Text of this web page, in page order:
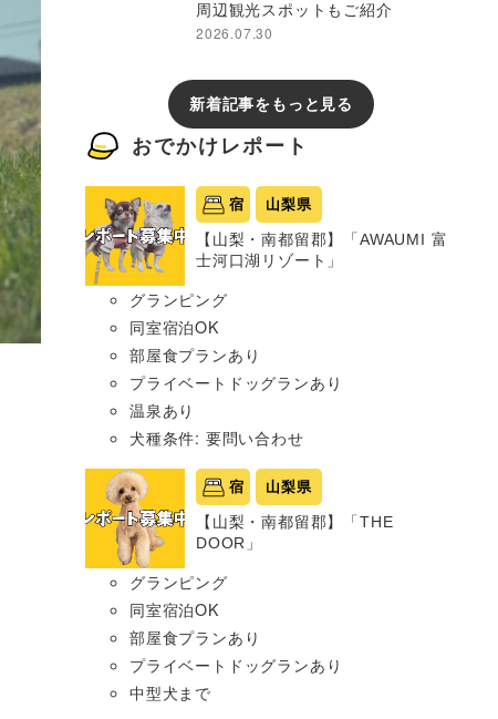
周辺観光スポットもご紹介
2026.07.30
新着記事をもっと見る
おでかけレポート
宿 山梨県
【山梨・南都留郡】「AWAUMI 富
士河口湖リゾート」
グランピング
同室宿泊OK
部屋食プランあり
プライベートドッグランあり
温泉あり
犬種条件: 要問い合わせ
宿 山梨県
【山梨・南都留郡】「THE
DOOR」
グランピング
同室宿泊OK
部屋食プランあり
プライベートドッグランあり
中型犬まで